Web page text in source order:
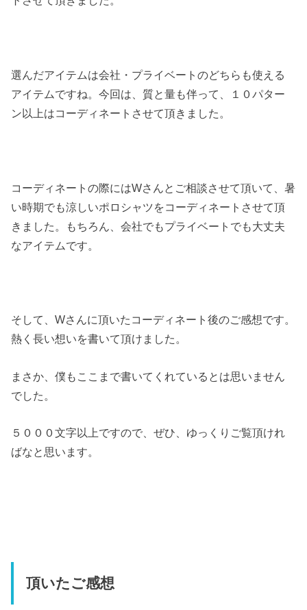
選んだアイテムは会社・プライベートのどちらも使える
アイテムですね。今回は、質と量も伴って、１０パター
ン以上はコーディネートさせて頂きました。
コーディネートの際にはWさんとご相談させて頂いて、暑
い時期でも涼しいポロシャツをコーディネートさせて頂
きました。もちろん、会社でもプライベートでも大丈夫
なアイテムです。
そして、Wさんに頂いたコーディネート後のご感想です。
熱く長い想いを書いて頂けました。
まさか、僕もここまで書いてくれているとは思いません
でした。
５０００文字以上ですので、ぜひ、ゆっくりご覧頂けれ
ばなと思います。
頂いたご感想